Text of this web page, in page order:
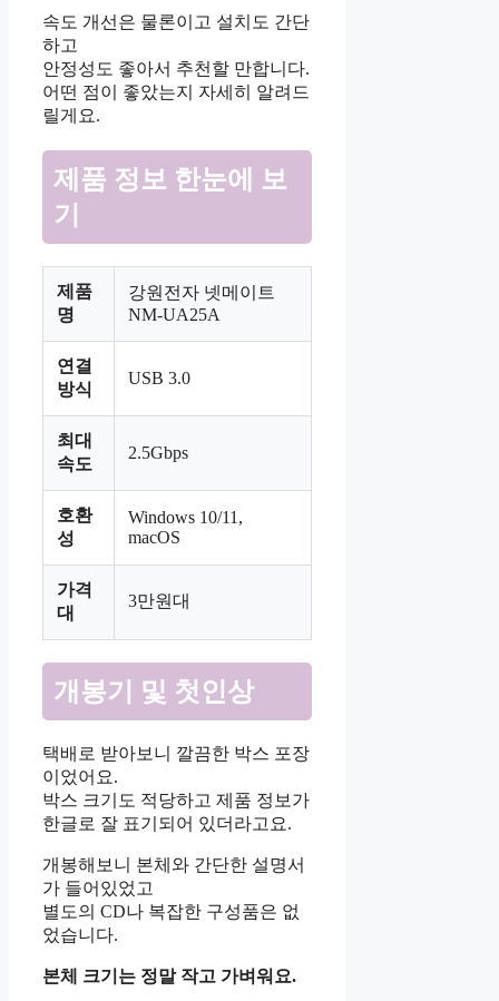
속도 개선은 물론이고 설치도 간단
하고
안정성도 좋아서 추천할 만합니다.
어떤 점이 좋았는지 자세히 알려드
릴게요.
제품 정보 한눈에 보
기
제품
명
강원전자 넷메이트
NM-UA25A
연결
방식
USB 3.0
최대
속도
2.5Gbps
호환
성
Windows 10/11,
macOS
가격
대
3만원대
개봉기 및 첫인상
택배로 받아보니 깔끔한 박스 포장
이었어요.
박스 크기도 적당하고 제품 정보가
한글로 잘 표기되어 있더라고요.
개봉해보니 본체와 간단한 설명서
가 들어있었고
별도의 CD나 복잡한 구성품은 없
었습니다.
본체 크기는 정말 작고 가벼워요.